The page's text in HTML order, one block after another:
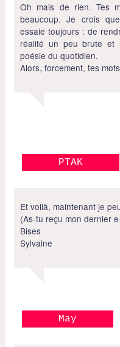
Oh mais de rien. Tes
beaucoup. Je crois
essaie toujours : de
réalité un peu brute et
poésie du quotidien.
Alors, forcement, tes
PTAK
Et voilà, maintenant je
(As-tu reçu mon dernier
Bises
Sylvaine
May